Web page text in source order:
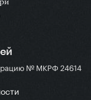
№ МКРФ 24614